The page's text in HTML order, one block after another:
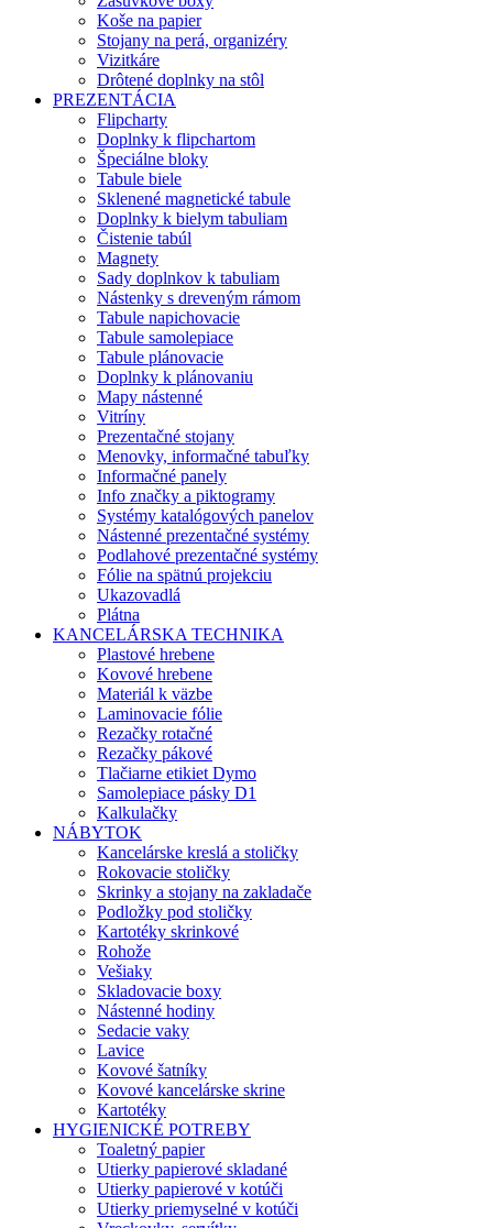
Koše na papier
Stojany na perá, organizéry
Vizitkáre
Drôtené doplnky na stôl
PREZENTÁCIA
Flipcharty
Doplnky k flipchartom
Špeciálne bloky
Tabule biele
Sklenené magnetické tabule
Doplnky k bielym tabuliam
Čistenie tabúl
Magnety
Sady doplnkov k tabuliam
Nástenky s dreveným rámom
Tabule napichovacie
Tabule samolepiace
Tabule plánovacie
Doplnky k plánovaniu
Mapy nástenné
Vitríny
Prezentačné stojany
Menovky, informačné tabuľky
Informačné panely
Info značky a piktogramy
Systémy katalógových panelov
Nástenné prezentačné systémy
Podlahové prezentačné systémy
Fólie na spätnú projekciu
Ukazovadlá
Plátna
KANCELÁRSKA TECHNIKA
Plastové hrebene
Kovové hrebene
Materiál k väzbe
Laminovacie fólie
Rezačky rotačné
Rezačky pákové
Tlačiarne etikiet Dymo
Samolepiace pásky D1
Kalkulačky
NÁBYTOK
Kancelárske kreslá a stoličky
Rokovacie stoličky
Skrinky a stojany na zakladače
Podložky pod stoličky
Kartotéky skrinkové
Rohože
Vešiaky
Skladovacie boxy
Nástenné hodiny
Sedacie vaky
Lavice
Kovové šatníky
Kovové kancelárske skrine
Kartotéky
HYGIENICKÉ POTREBY
Toaletný papier
Utierky papierové skladané
Utierky papierové v kotúči
Utierky priemyselné v kotúči